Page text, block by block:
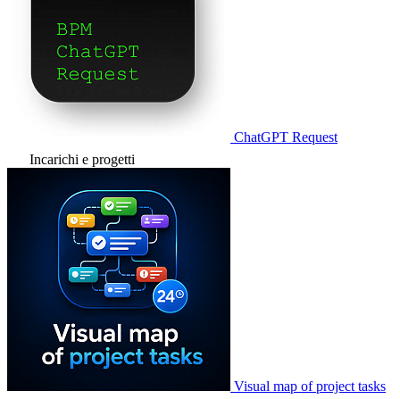
ChatGPT Request
Incarichi e progetti
Visual map of project tasks